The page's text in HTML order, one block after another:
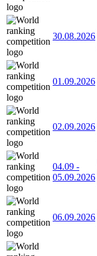
30.08.2026
01.09.2026
02.09.2026
04.09 -
05.09.2026
06.09.2026